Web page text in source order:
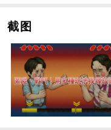
1、在这些情节中窥探
记忆中寻找真实的片
2、在这个过程中，
中了解真相和谎言。
层。
3、在几个小手游中
截图